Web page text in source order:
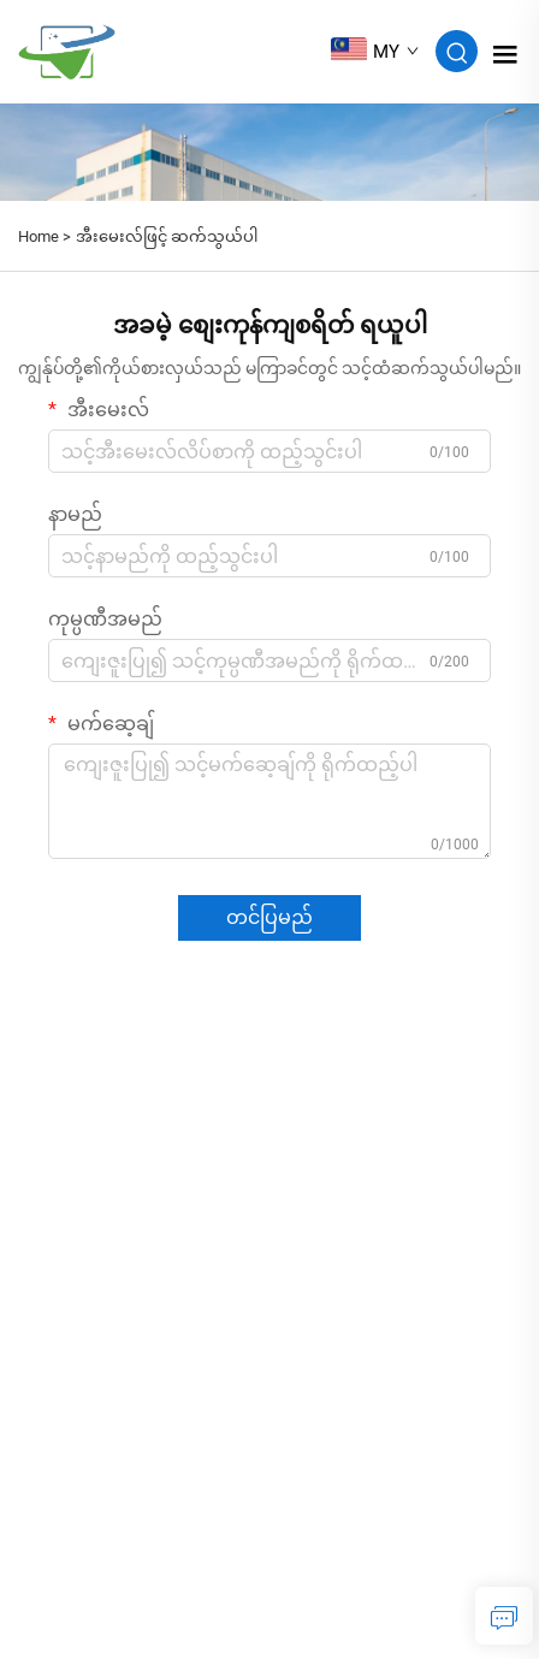
MY
Home > အီးမေးလ်ဖြင့် ဆက်သွယ်ပါ
အခမဲ့ စျေးကုန်ကျစရိတ် ရယူပါ
ကျွန်ုပ်တို့၏ကိုယ်စားလှယ်သည် မကြာခင်တွင် သင့်ထံဆက်သွယ်ပါမည်။
အီးမေးလ်
0/100
နာမည်
0/100
ကုမ္ပဏီအမည်
0/200
မက်ဆေ့ချ်
0/1000
တင်ပြမည်